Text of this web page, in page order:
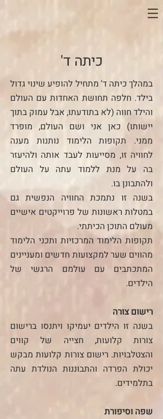
כיתה ד'
במהלך כיתה ד' מתחיל להופיע שינוי גדול
בילד. חלפה תחושת האחדות עם העולם
והילד חווה (לא בתודעתו, אבל עמוק בתוך
יישותו) כאן אני ושם העולם, מופרד
ממני. תקופות הלימוד נותנות מענה
לחוויה זו, מסייעות לעבד אותה ולהיעזר
בה על מנת ללמוד עתה על העולם
ולהתבונן בו.
בשנה זו נתמכת החוויה הנפשית גם
במטלות ראשונות של פרוייקטים אישיים
מעולם התוכן הכיתתי.
תקופות הלימוד המרכזיות ותכני הלימוד
מהווים שער למקצועות חדשים ומעניינים
המתכתבים עם עולמם הרגשי של
הילדים.
רישום צורה
בשנה זו הילדים יעמיקו ויתנסו ברישום
צורות קלועות, חצייה של קווים
והצטלבויות. רישום צורות קלועות מבקש
יכולת הפרדה והתבוננות הנולדת עתה
בתלמידים.
שפה וסיפורת